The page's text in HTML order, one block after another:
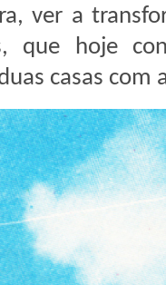
ver a
que hoje
casas com